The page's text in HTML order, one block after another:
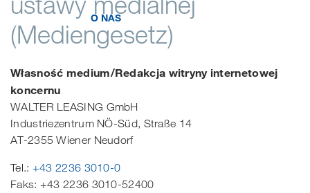
WALTER LAGER-BETRIEBE GmbH
WALTER LEASING GmbH
WALTER REAL ESTATE GmbH
O NAS
(Mediengesetz)
Własność medium/Redakcja witryny internetowej
koncernu
WALTER LEASING GmbH
Industriezentrum NÖ-Süd, Straße 14
AT-2355 Wiener Neudorf
Tel.: +43 2236 3010-0
Faks: +43 2236 3010-52400